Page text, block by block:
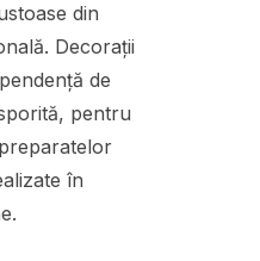
din
Decorații
de
pentru
în